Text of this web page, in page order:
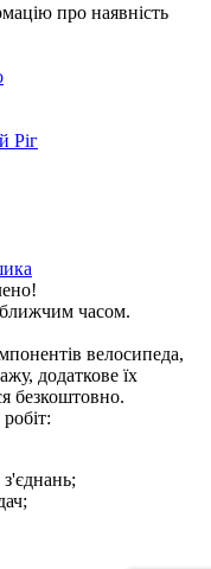
про наявність
Ріг
часом.
велосипеда,
додаткове їх
безкоштовно.
з'єднань;